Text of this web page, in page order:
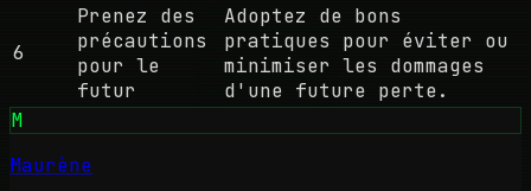
6
Prenez des
précautions
pour le
futur
Adoptez de bons
pratiques pour éviter ou
minimiser les dommages
d'une future perte.
M
Maurène